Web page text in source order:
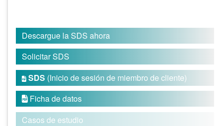
Descargue la SDS ahora
Solicitar SDS
 SDS (Inicio de sesión de miembro de cliente)
 Ficha de datos
Casos de estudio